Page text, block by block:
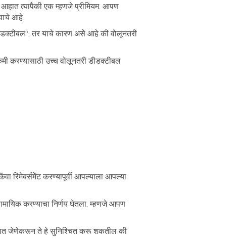
त्यापैकी एक म्हणजे प्रीमियम. आपण
आहे.
तर याचे कारण असे आहे की वोलूनतरी
करण्यासाठी उच्च वोलूनतरी डीडक्टीबल
रिमेबर्समेंट करण्यापूर्वी आपल्याला आपल्या
करण्याचा निर्णय घेतला. म्हणजे आपण
जेणेकरून ते हे सुनिश्चित करू शकतील की